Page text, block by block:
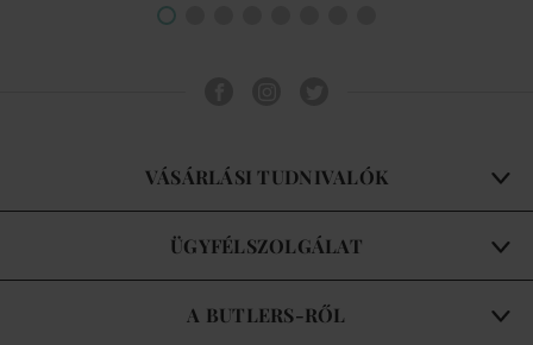
VÁSÁRLÁSI TUDNIVALÓK
ÜGYFÉLSZOLGÁLAT
A BUTLERS-RŐL